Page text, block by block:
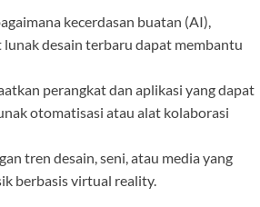
kecerdasan buatan (AI),
desain terbaru dapat membantu
perangkat dan aplikasi yang dapat
otomatisasi atau alat kolaborasi
tren desain, seni, atau media yang
berbasis virtual reality.